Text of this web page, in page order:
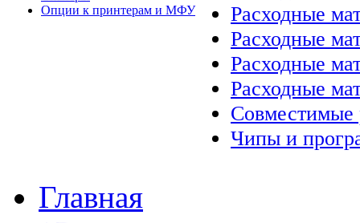
Опции к принтерам и МФУ
Расходные
Расходные
Расходные
Расходные
Совместимые
Чипы и
Главная